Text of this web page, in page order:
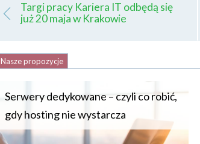
Targi pracy Kariera IT odbędą się
już 20 maja w Krakowie
Nasze propozycje
Serwery dedykowane – czyli co robić,
gdy hosting nie wystarcza